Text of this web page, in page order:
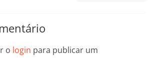
o login para publicar um